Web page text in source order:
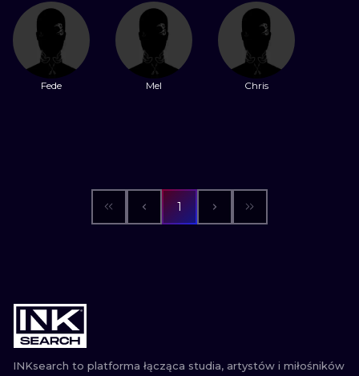
Fede Mel Chris
1
INKsearch to platforma łącząca studia, artystów i miłośników